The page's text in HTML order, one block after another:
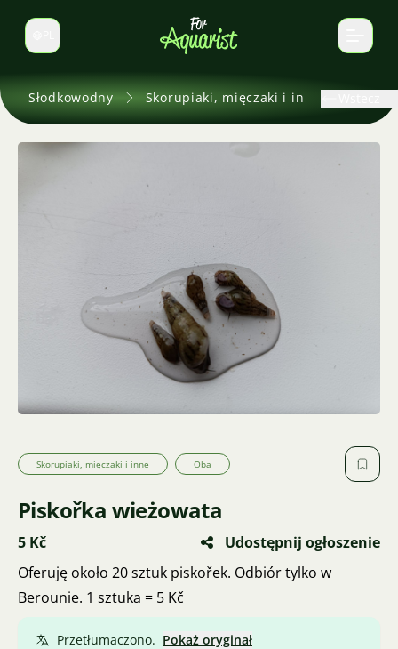
Zmień język
Słodkowodny Skorupiaki, mięczaki i inne
Skorupiaki, mięczaki i inne Oba
Piskořka wieżowata
5 Kč
Udostępnij ogłoszenie
Oferuję około 20 sztuk piskořek. Odbiór tylko w
Berounie. 1 sztuka = 5 Kč
Przetłumaczono. Pokaż oryginał